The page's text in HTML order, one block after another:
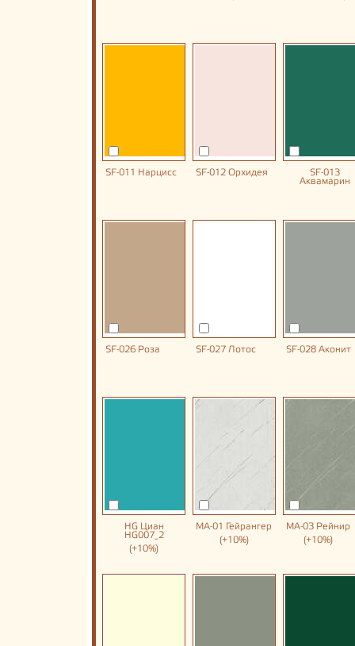
SF-011 Нарцисс SF-012 Орхидея SF-013
Аквамарин
SF-026 Роза SF-027 Лотос SF-028 Аконит
HG Циан
HG007_2
(+10%)
MA-01 Гейрангер
(+10%)
MA-03 Рейнир
(+10%)